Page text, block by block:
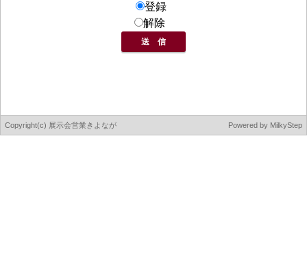
登録
解除
Copyright(c) 展示会営業きよなが Powered by MilkyStep